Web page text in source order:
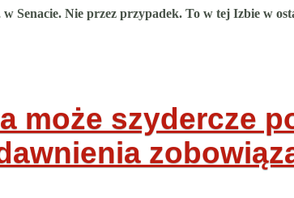
Senacie. Nie przez przypadek. To w tej Izbie w
może szydercze